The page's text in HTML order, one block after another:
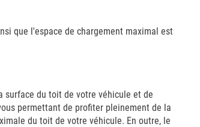
que l'espace de chargement maximal est
surface du toit de votre véhicule et de
permettant de profiter pleinement de la
du toit de votre véhicule. En outre, le